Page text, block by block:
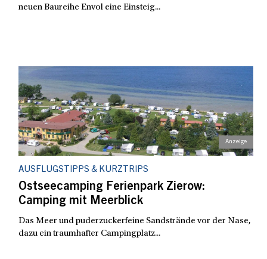
neuen Baureihe Envol eine Einsteig...
AUSFLUGSTIPPS & KURZTRIPS
Ostseecamping Ferienpark Zierow:
Camping mit Meerblick
Das Meer und puderzuckerfeine Sandstrände vor der Nase,
dazu ein traumhafter Campingplatz...